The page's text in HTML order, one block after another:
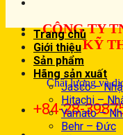
CÔNG TY
KỸ
Chất lượng và
+84-28-
Trang chủ
Giới thiệu
Sản phẩm
Hãng sản xuất
Jasco –
Hitachi –
Yamato –
Behr – Đức